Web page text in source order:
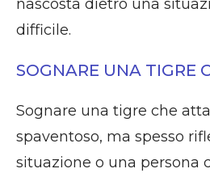
nascosta dietro una
difficile.
SOGNARE UNA TIGRE
Sognare una tigre che
spaventoso, ma spesso
situazione o una persona